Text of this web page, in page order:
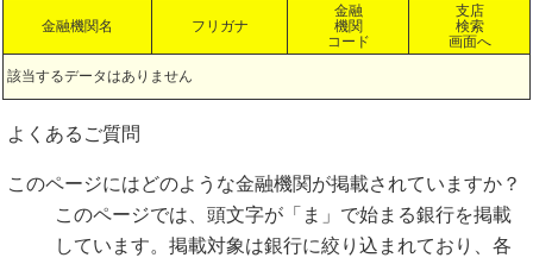
金融機関名 フリガナ
金融
機関
コード
支店
検索
画面へ
該当するデータはありません
よくあるご質問
このページにはどのような金融機関が掲載されていますか？
このページでは、頭文字が「ま」で始まる銀行を掲載
しています。掲載対象は銀行に絞り込まれており、各